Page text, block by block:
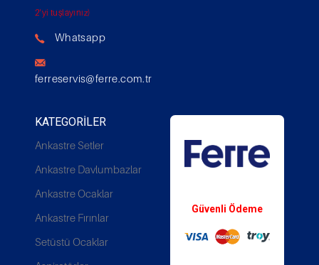
2'yi tuşlayınız)
Whatsapp
ferreservis@ferre.com.tr
KATEGORILER
Ankastre Setler
Ankastre Davlumbazlar
Ankastre Ocaklar
Ankastre Fırınlar
Setüstü Ocaklar
Güvenli Ödeme